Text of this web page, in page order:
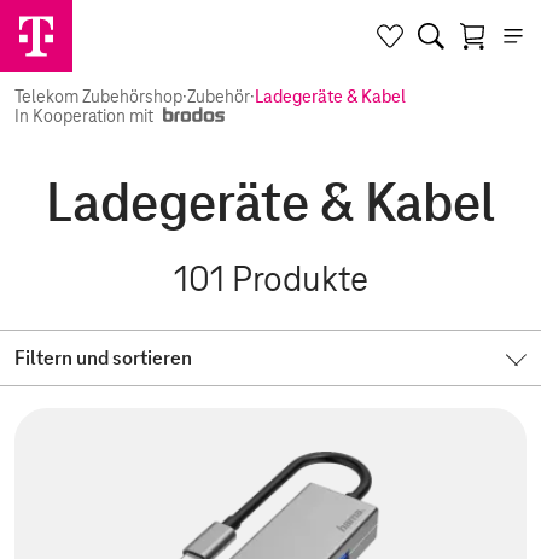
Telekom Zubehörshop·Zubehör·Ladegeräte & Kabel
In Kooperation mit
Ladegeräte & Kabel
101 Produkte
Filtern und sortieren